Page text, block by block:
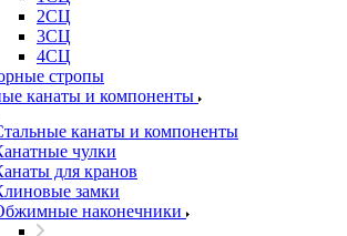
2СЦ
3СЦ
4СЦ
стропы
канаты и компоненты
канаты и компоненты
чулки
для кранов
замки
наконечники